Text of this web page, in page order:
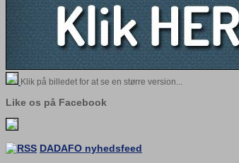
Klik på billedet for at se en større version...
Like os på Facebook
DADAFO nyhedsfeed